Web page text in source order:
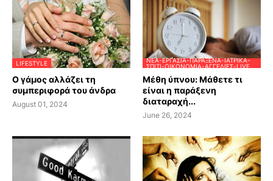
LIFESTYLE
Ο γάμος αλλάζει τη
συμπεριφορά του άνδρα
August 01, 2024
ΝΈΑ-ΕΡΓΑΣΊΑ-ΠΑΡΆΞΕΝΑ-ΙΑΤΡΙΚΆ-
ΣΠΊΤΙ-ΟΙΚΟΝΟΜΊΑ-ΑΓΓΕΛΊΕΣ-LIVE
Μέθη ύπνου: Μάθετε τι
είναι η παράξενη
διαταραχή...
June 26, 2024